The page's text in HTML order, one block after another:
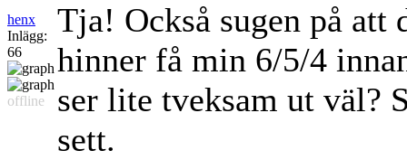
henx
Inlägg:
66
offline
Tja! Också sugen på
hinner få min 6/5/4
ser lite tveksam ut väl?
sett.